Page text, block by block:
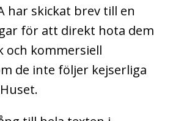
har skickat brev till en
för att direkt hota dem
och kommersiell
de inte följer kejserliga